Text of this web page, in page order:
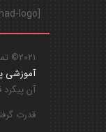
[rev_slider alias="nemad-logo"]
2021© تمامی حقوق این سایت متعلق به
آموزشی
آن
قدرت